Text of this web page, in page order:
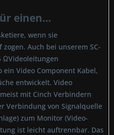
einen...
wenn sie
Auch bei unserem SC-
ΩVideoleitungen
Video Component Kabel,
entwickelt. Video
mit Cinch Verbindern
Verbindung von Signalquelle
zum Monitor (Video-
ist leicht auftrennbar. Das